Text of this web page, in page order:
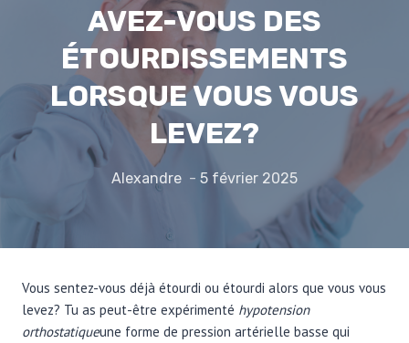
AVEZ-VOUS DES
ÉTOURDISSEMENTS
LORSQUE VOUS VOUS
LEVEZ?
Alexandre 5 février 2025
Vous sentez-vous déjà étourdi ou étourdi alors que vous vous
levez? Tu as peut-être expérimenté hypotension
orthostatiqueune forme de pression artérielle basse qui